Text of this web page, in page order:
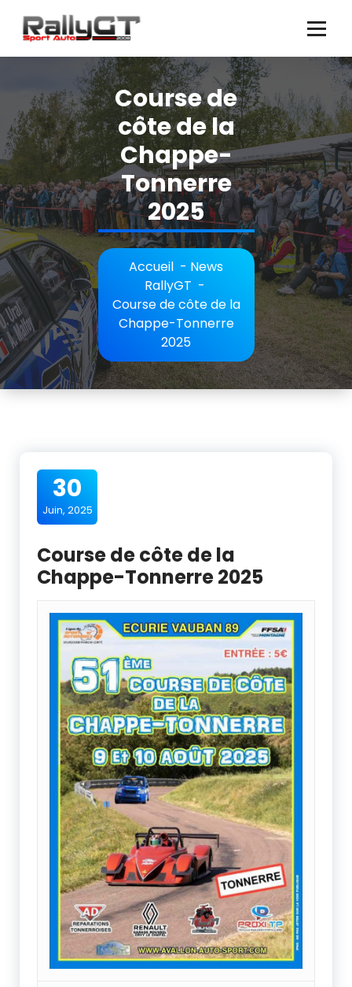
contenu
Course de
côte de la
Chappe-
Tonnerre
2025
Accueil - News
RallyGT -
Course de côte de la
Chappe-Tonnerre
2025
30
Juin, 2025
Course de côte de la
Chappe-Tonnerre 2025